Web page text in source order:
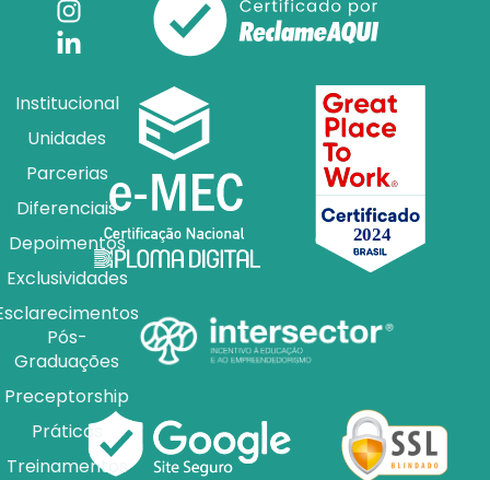
Institucional
Unidades
Parcerias
Diferenciais
Depoimentos
Exclusividades
Pós-
Graduações
Preceptorship
Práticas
Treinamentos